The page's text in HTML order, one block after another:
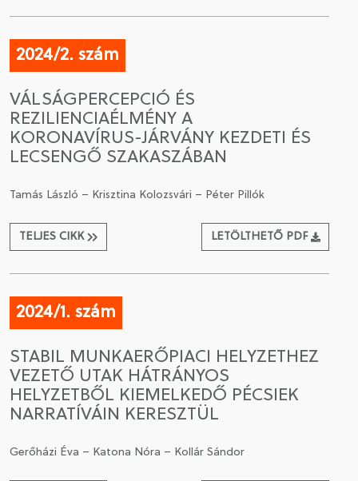
2024/2. szám
VÁLSÁGPERCEPCIÓ ÉS
REZILIENCIAÉLMÉNY A
KORONAVÍRUS-JÁRVÁNY KEZDETI ÉS
LECSENGŐ SZAKASZÁBAN
Tamás László – Krisztina Kolozsvári – Péter Pillók
TELJES CIKK LETÖLTHETŐ PDF
2024/1. szám
STABIL MUNKAERŐPIACI HELYZETHEZ
VEZETŐ UTAK HÁTRÁNYOS
HELYZETBŐL KIEMELKEDŐ PÉCSIEK
NARRATÍVÁIN KERESZTÜL
Gerőházi Éva – Katona Nóra – Kollár Sándor